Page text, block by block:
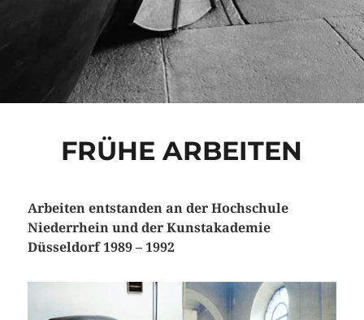
FRÜHE ARBEITEN
Arbeiten entstanden an der Hochschule
Niederrhein und der Kunstakademie
Düsseldorf 1989 – 1992